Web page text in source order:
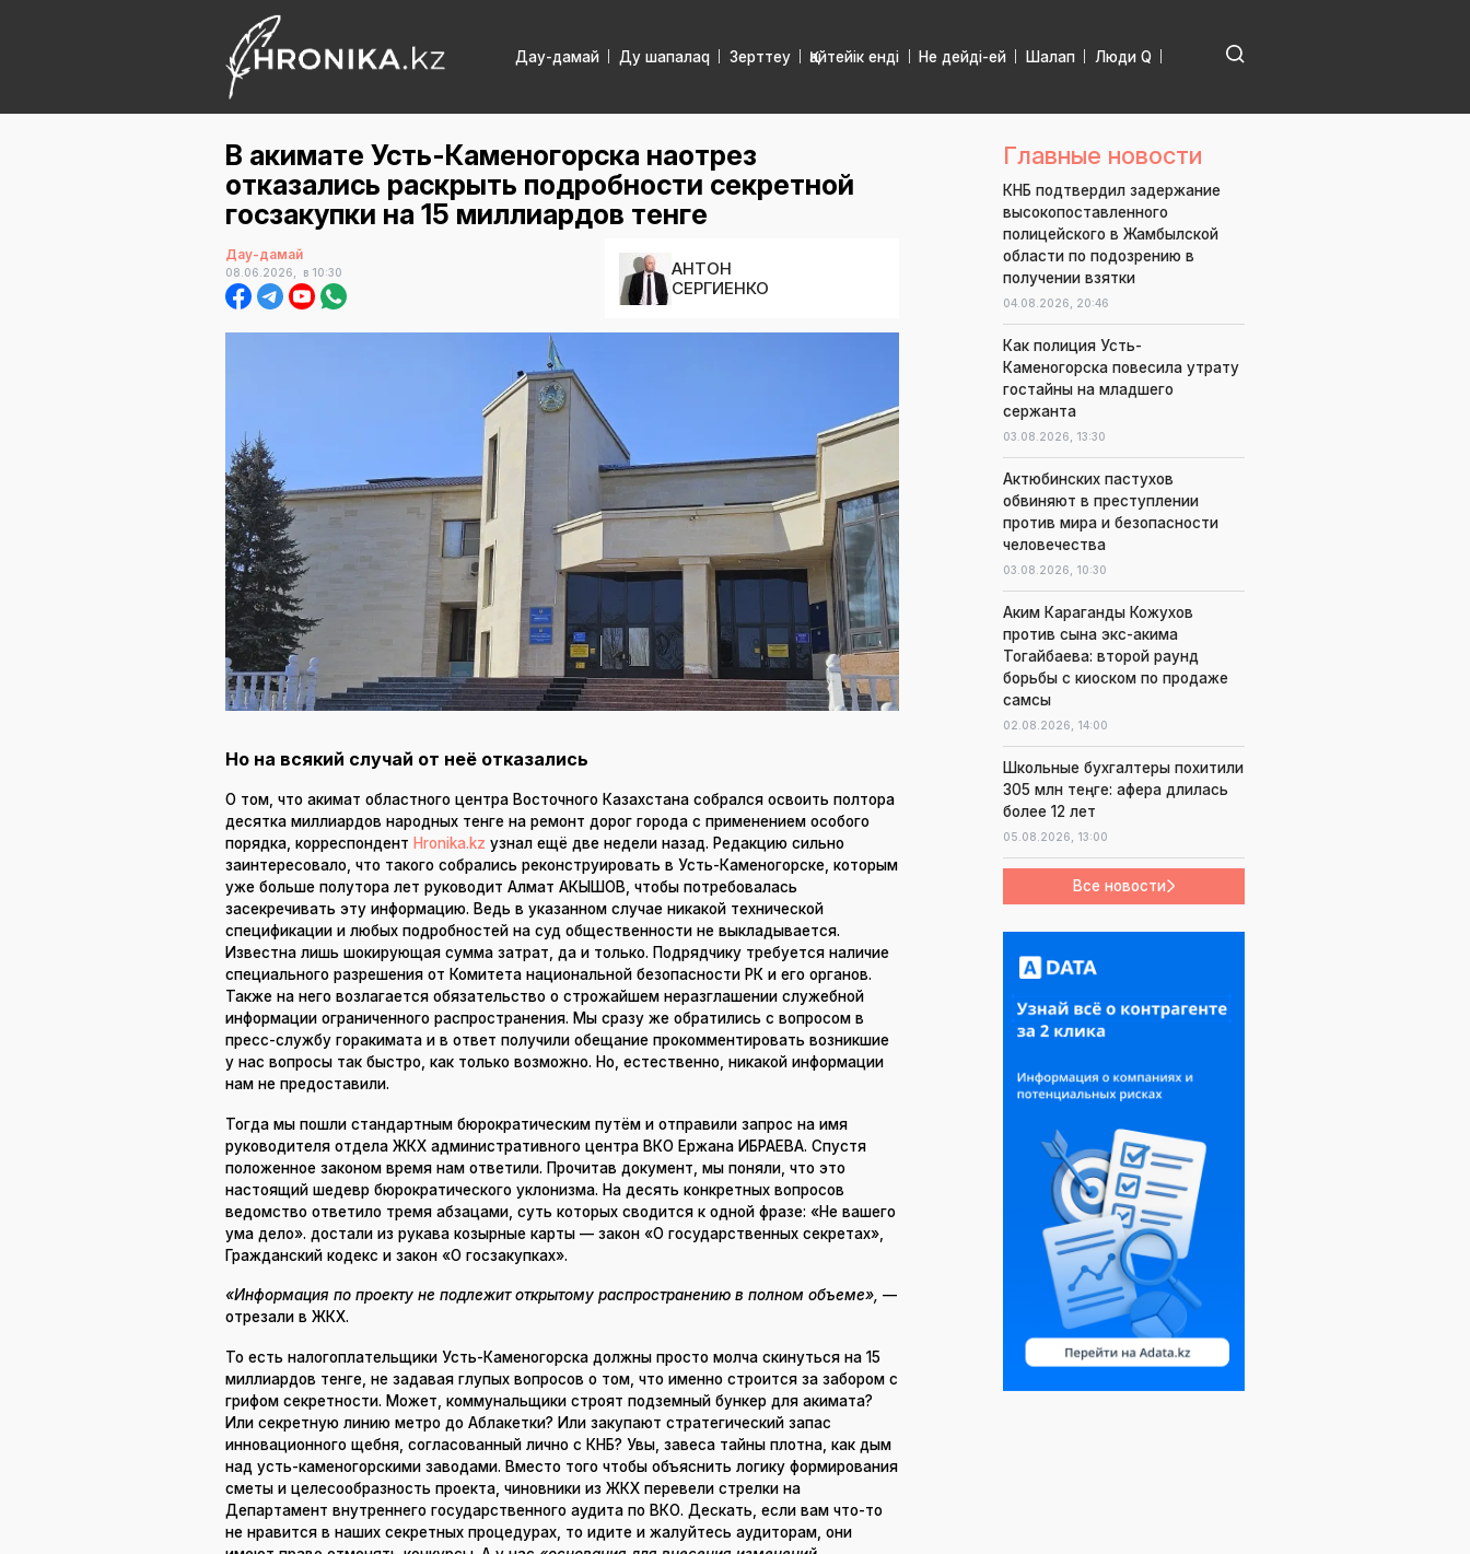
Дау-дамай Ду шапалаq Зерттеу Қайтейік енді Не дейді-ей Шалап Люди Q
В акимате Усть-Каменогорска наотрез
отказались раскрыть подробности секретной
госзакупки на 15 миллиардов тенге
Дау-дамай
08.06.2026, в 10:30
АНТОН
СЕРГИЕНКО
Но на всякий случай от неё отказались
О том, что акимат областного центра Восточного Казахстана собрался освоить полтора
десятка миллиардов народных тенге на ремонт дорог города с применением особого
порядка, корреспондент Hronika.kz узнал ещё две недели назад. Редакцию сильно
заинтересовало, что такого собрались реконструировать в Усть-Каменогорске, которым
уже больше полутора лет руководит Алмат АКЫШОВ, чтобы потребовалась
засекречивать эту информацию. Ведь в указанном случае никакой технической
спецификации и любых подробностей на суд общественности не выкладывается.
Известна лишь шокирующая сумма затрат, да и только. Подрядчику требуется наличие
специального разрешения от Комитета национальной безопасности РК и его органов.
Также на него возлагается обязательство о строжайшем неразглашении служебной
информации ограниченного распространения. Мы сразу же обратились с вопросом в
пресс-службу горакимата и в ответ получили обещание прокомментировать возникшие
у нас вопросы так быстро, как только возможно. Но, естественно, никакой информации
нам не предоставили.
Тогда мы пошли стандартным бюрократическим путём и отправили запрос на имя
руководителя отдела ЖКХ административного центра ВКО Ержана ИБРАЕВА. Спустя
положенное законом время нам ответили. Прочитав документ, мы поняли, что это
настоящий шедевр бюрократического уклонизма. На десять конкретных вопросов
ведомство ответило тремя абзацами, суть которых сводится к одной фразе: «Не вашего
ума дело». достали из рукава козырные карты — закон «О государственных секретах»,
Гражданский кодекс и закон «О госзакупках».
«Информация по проекту не подлежит открытому распространению в полном объеме», —
отрезали в ЖКХ.
То есть налогоплательщики Усть-Каменогорска должны просто молча скинуться на 15
миллиардов тенге, не задавая глупых вопросов о том, что именно строится за забором с
грифом секретности. Может, коммунальщики строят подземный бункер для акимата?
Или секретную линию метро до Аблакетки? Или закупают стратегический запас
инновационного щебня, согласованный лично с КНБ? Увы, завеса тайны плотна, как дым
над усть-каменогорскими заводами. Вместо того чтобы объяснить логику формирования
сметы и целесообразность проекта, чиновники из ЖКХ перевели стрелки на
Департамент внутреннего государственного аудита по ВКО. Дескать, если вам что-то
не нравится в наших секретных процедурах, то идите и жалуйтесь аудиторам, они
Главные новости
КНБ подтвердил задержание
высокопоставленного
полицейского в Жамбылской
области по подозрению в
получении взятки
04.08.2026, 20:46
Как полиция Усть-
Каменогорска повесила утрату
гостайны на младшего
сержанта
03.08.2026, 13:30
Актюбинских пастухов
обвиняют в преступлении
против мира и безопасности
человечества
03.08.2026, 10:30
Аким Караганды Кожухов
против сына экс-акима
Тогайбаева: второй раунд
борьбы с киоском по продаже
самсы
02.08.2026, 14:00
Школьные бухгалтеры похитили
305 млн теңге: афера длилась
более 12 лет
05.08.2026, 13:00
Все новости